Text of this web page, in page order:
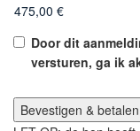
Instemming
Door dit
versturen, ga ik